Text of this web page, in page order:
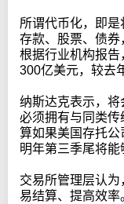
所谓代币化，即
存款、股票、债券
根据行业机构报
300亿美元，较去
纳斯达克表示，
必须拥有与同类
算如果美国存托
明年第三季尾将能
交易所管理层认
易结算、提高效率